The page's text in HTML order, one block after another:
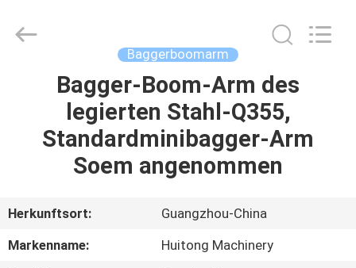
HAUSE
PRODUKTE
VR-
SHOW
Baggerboomarm
Bagger-Boom-Arm des
legierten Stahl-Q355,
Standardminibagger-Arm
Soem angenommen
Herkunftsort:
Guangzhou-China
Markenname:
Huitong Machinery